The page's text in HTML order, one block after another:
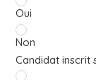
Oui
Non
Candidat inscrit